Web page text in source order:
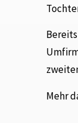
Mehr